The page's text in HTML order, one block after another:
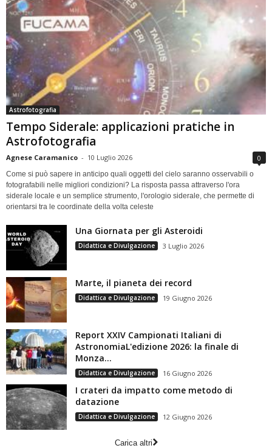
Astrofotografia
Tempo Siderale: applicazioni pratiche in
Astrofotografia
Agnese Caramanico - 10 Luglio 2026 0
Come si può sapere in anticipo quali oggetti del cielo saranno osservabili o
fotografabili nelle migliori condizioni? La risposta passa attraverso l'ora
siderale locale e un semplice strumento, l'orologio siderale, che permette di
orientarsi tra le coordinate della volta celeste
Una Giornata per gli Asteroidi
Didattica e Divulgazione 3 Luglio 2026
Marte, il pianeta dei record
Didattica e Divulgazione 19 Giugno 2026
Report XXIV Campionati Italiani di
AstronomiaL'edizione 2026: la finale di
Monza...
Didattica e Divulgazione 16 Giugno 2026
I crateri da impatto come metodo di
datazione
Didattica e Divulgazione 12 Giugno 2026
Carica altri